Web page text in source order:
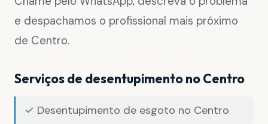
e despachamos o profissional mais próximo
de Centro.
Serviços de desentupimento no Centro
✓ Desentupimento de esgoto no Centro